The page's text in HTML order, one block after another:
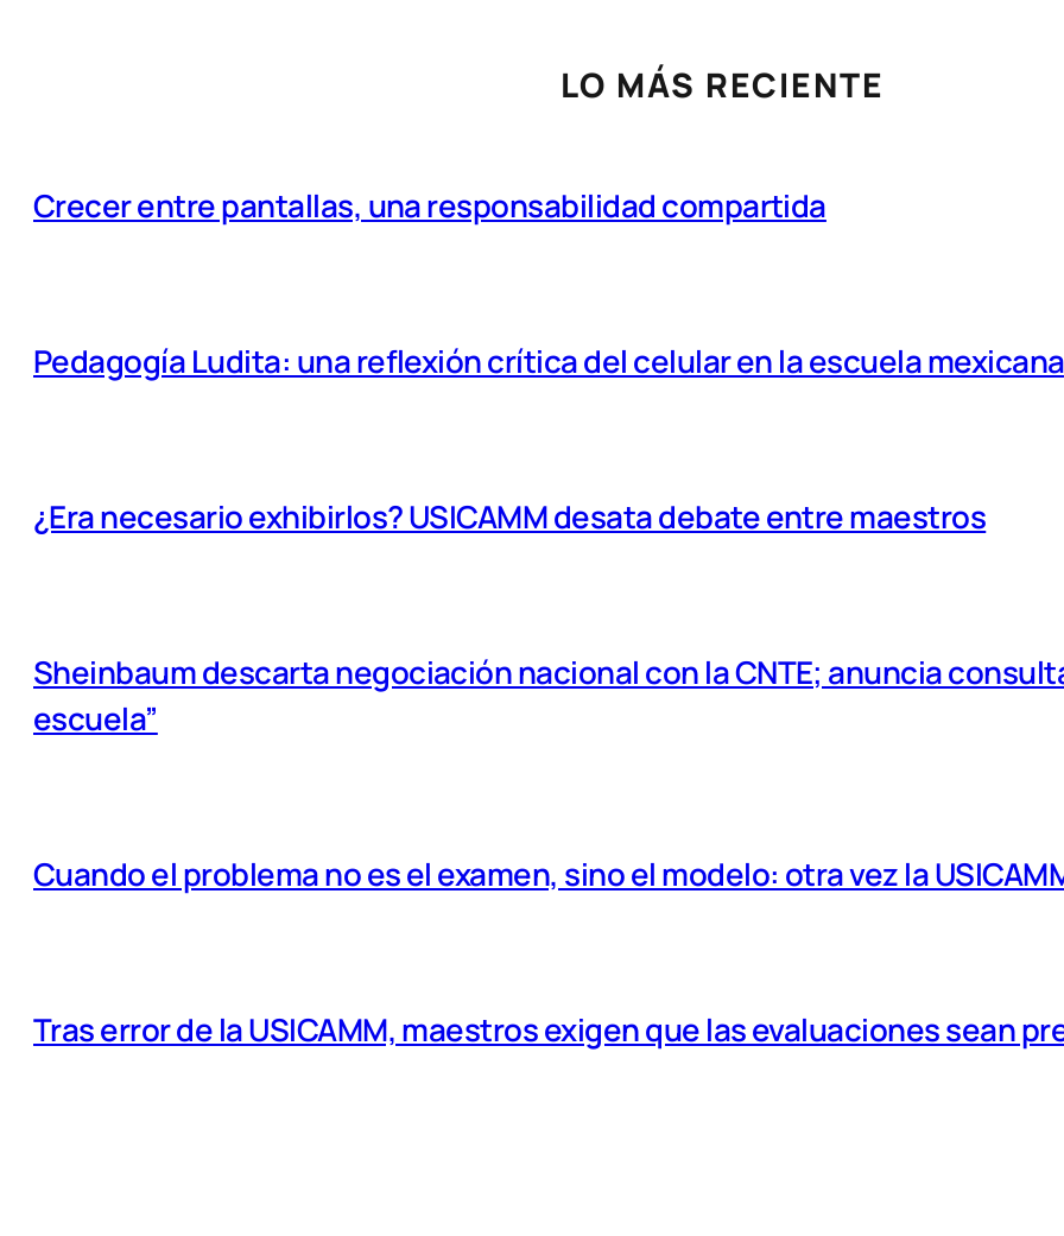
LO MÁS RECIENTE
Crecer entre pantallas, una responsabilidad compartida
Pedagogía Ludita: una reflexión crítica del celular en la escuela mexicana
¿Era necesario exhibirlos? USICAMM desata debate entre maestros
Sheinbaum descarta negociación nacional con la CNTE; anuncia
escuela”
Cuando el problema no es el examen, sino el modelo: otra vez la
Tras error de la USICAMM, maestros exigen que las evaluaciones sean